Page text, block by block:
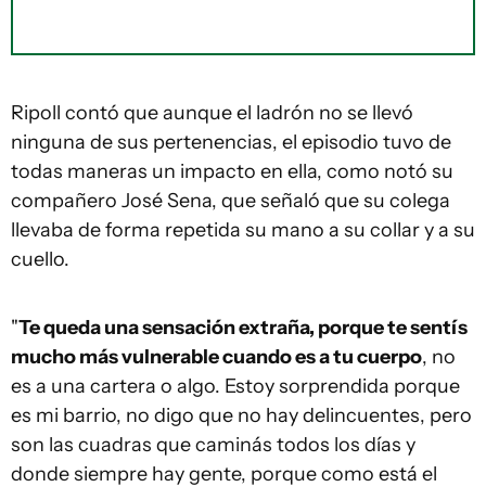
Ripoll contó que aunque el ladrón no se llevó
ninguna de sus pertenencias, el episodio tuvo de
todas maneras un impacto en ella, como notó su
compañero José Sena, que señaló que su colega
llevaba de forma repetida su mano a su collar y a su
cuello.
"Te queda una sensación extraña, porque te sentís
mucho más vulnerable cuando es a tu cuerpo, no
es a una cartera o algo. Estoy sorprendida porque
es mi barrio, no digo que no hay delincuentes, pero
son las cuadras que caminás todos los días y
donde siempre hay gente, porque como está el